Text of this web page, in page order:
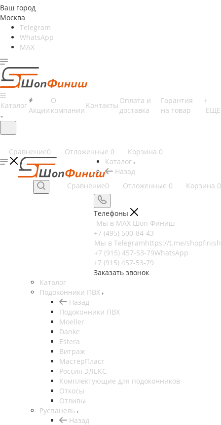
Ваш город
Москва
Telegram
WhatsApp
MAX
Каталог
Акции
О
компании
Контакты
Оплата и
доставка
Гарантия
на товар
+
ЕЩЕ
Сравнение0 Отложенные 0 Корзина 0
Сравнение0 Отложенные 0 Корзина 0
Телефоны
Мы в MAX Шоп Финиш
+7 (495) 500-84-43
Мы в Telegramhttps://t.me/shopfinish
+7 (915) 457-53-79WhatsApp
+7 (915) 457-53-79
Заказать звонок
Каталог
Назад
Каталог
Подоконники ПВХ
Назад
Подоконники ПВХ
Moeller
Danke
Estera
Витраж
МастерПласт
Россия ЭЛЕКС
Комплектующие для подоконников
Откосы
Отливы
Руспанель
Назад